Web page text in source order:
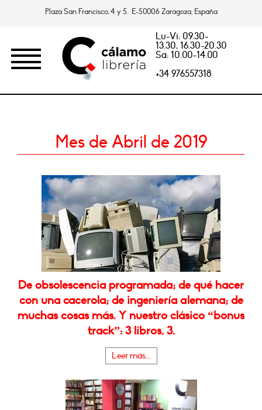
Plaza San Francisco, 4 y 5. E-50006 Zaragoza, España
Lu-Vi: 09.30-
13.30, 16.30-20.30
Sa: 10.00-14.00
+34 976557318
Mes de Abril de 2019
De obsolescencia programada; de qué hacer
con una cacerola; de ingeniería alemana; de
muchas cosas más. Y nuestro clásico “bonus
track”: 3 libros, 3.
Leer más...